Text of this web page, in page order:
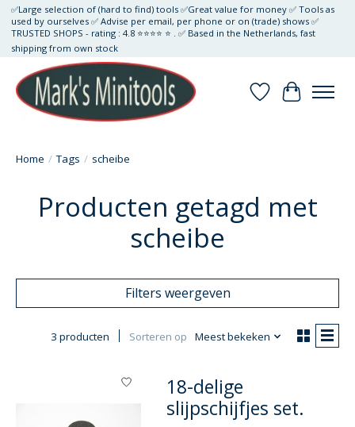
✅Large selection of (hard to find) tools ✅Great value for money ✅ Tools as
used by ourselves ✅ Advise per email, per phone or on (trade) shows ✅
TRUSTED SHOPS - rating : 4.8 ⭐⭐⭐⭐ ⭐ . ✅ Based in the Netherlands, fast
shipping from own stock
Verlanglijst
Home / Tags / scheibe
Producten getagd met
scheibe
Filters weergeven
3 producten Sorteren op Meest bekeken
18-delige
slijpschijfjes set.